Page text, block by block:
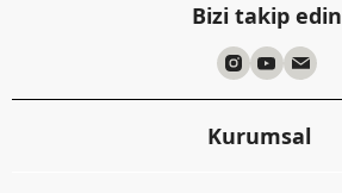
Bizi takip edin
Kurumsal